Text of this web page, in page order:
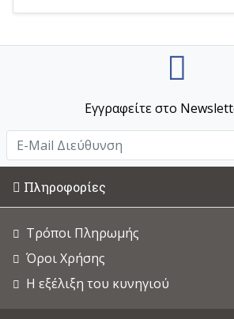
Εγγραφείτε στο
Πληροφορίες
Τρόποι Πληρωμής
Όροι Χρήσης
Η εξέλιξη του κυνηγιού